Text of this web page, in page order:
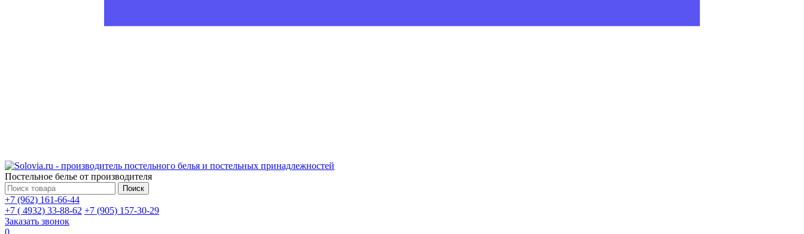
Постельное белье от производителя
Поиск
+7 (962) 161-66-44
+7 ( 4932) 33-88-62 +7 (905) 157-30-29
Заказать звонок
0